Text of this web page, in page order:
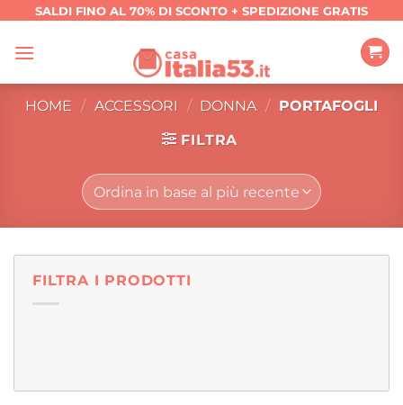
contenuti
SALDI FINO AL 70% DI SCONTO + SPEDIZIONE GRATIS
HOME / ACCESSORI / DONNA / PORTAFOGLI
FILTRA
FILTRA I PRODOTTI